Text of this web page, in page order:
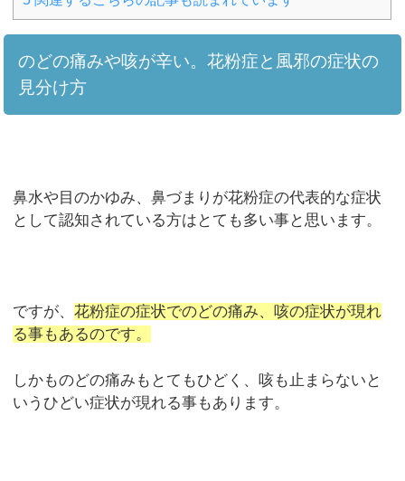
のどの痛みや咳が辛い。花粉症と風邪の症状の
見分け方
鼻水や目のかゆみ、鼻づまりが花粉症の代表的な症状
として認知されている方はとても多い事と思います。
ですが、花粉症の症状でのどの痛み、咳の症状が現れ
る事もあるのです。
しかものどの痛みもとてもひどく、咳も止まらないと
いうひどい症状が現れる事もあります。